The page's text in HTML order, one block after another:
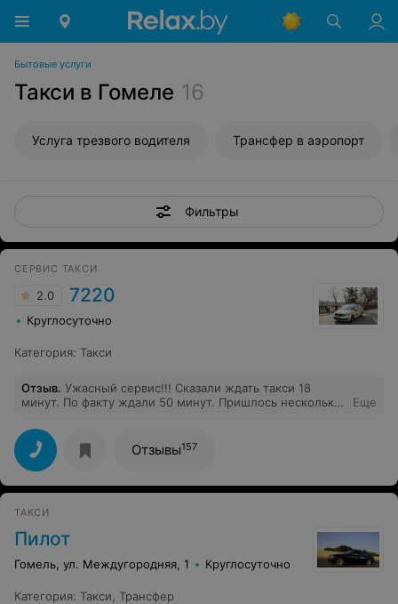
Бытовые услуги
Такси в Гомеле 16
Услуга трезвого водителя Трансфер в аэропорт
Фильтры
СЕРВИС ТАКСИ
2.0 7220
Круглосуточно
Категория: Такси
Отзыв. Ужасный сервис!!! Сказали ждать такси 18
минут. По факту ждали 50 минут. Пришлось несколько
перепутали номер машины. Он приехал, звонит, а мы
ищем машину с другим номером!
Еще
Отзывы157
ТАКСИ
Пилот
Гомель, ул. Междугородняя, 1 Круглосуточно
Категория: Такси Трансфер